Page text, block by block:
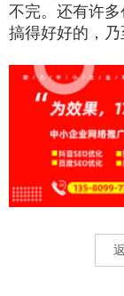
不完。还有许
搞得好好的，乃